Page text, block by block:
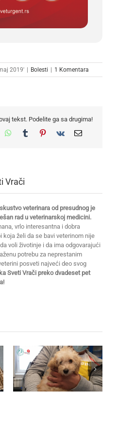
2019' | Bolesti | 1 Komentara
tekst. Podelite ga sa drugima!
WhatsApp
TumblrPinterest
Vk Email
Vrači
veterinara od presudnog je
rad u veterinarskoj medicini.
vrlo interesantna i dobra
koja želi da se bavi veterinom nije
voli životinje i da ima odgovarajući
potrebu za neprestanim
posveti najveći deo svog
Sveti Vrači preko dvadeset pet